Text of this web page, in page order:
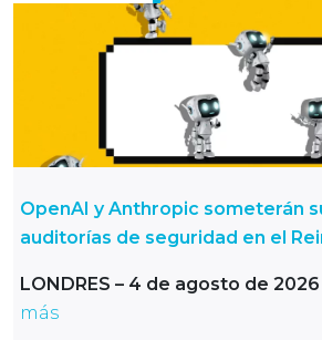
OpenAI y Anthropic someterán
auditorías de seguridad en el
LONDRES – 4 de agosto de 2026
más